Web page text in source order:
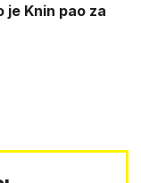
je Knin pao za